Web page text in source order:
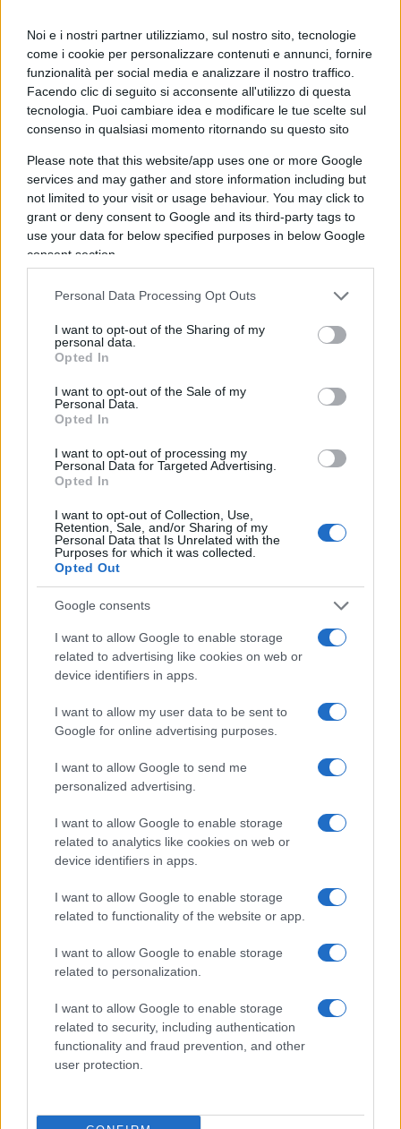
Noi e i nostri partner utilizziamo, sul nostro sito, tecnologie
come i cookie per personalizzare contenuti e annunci, fornire
funzionalità per social media e analizzare il nostro traffico.
Facendo clic di seguito si acconsente all'utilizzo di questa
tecnologia. Puoi cambiare idea e modificare le tue scelte sul
consenso in qualsiasi momento ritornando su questo sito
Please note that this website/app uses one or more Google
services and may gather and store information including but
not limited to your visit or usage behaviour. You may click to
grant or deny consent to Google and its third-party tags to
use your data for below specified purposes in below Google
consent section.
Personal Data Processing Opt Outs
I want to opt-out of the Sharing of my
personal data.
Opted In
I want to opt-out of the Sale of my
Personal Data.
Opted In
I want to opt-out of processing my
Personal Data for Targeted Advertising.
Opted In
I want to opt-out of Collection, Use,
Retention, Sale, and/or Sharing of my
Personal Data that Is Unrelated with the
Purposes for which it was collected.
Opted Out
Google consents
I want to allow Google to enable storage
related to advertising like cookies on web or
device identifiers in apps.
I want to allow my user data to be sent to
Google for online advertising purposes.
I want to allow Google to send me
personalized advertising.
I want to allow Google to enable storage
related to analytics like cookies on web or
device identifiers in apps.
I want to allow Google to enable storage
related to functionality of the website or app.
I want to allow Google to enable storage
related to personalization.
I want to allow Google to enable storage
related to security, including authentication
functionality and fraud prevention, and other
user protection.
regime, non si è dato al momento obiettivi politici
concreti al di là di una transizione pacifica al
vertice. Svetlana Thikanovskaya si muove come la
leader di un governo ombra (ha incontrato
non si è autoproclamata presidente. Mentre
Lukashenko deve giurare in segreto per
nascondere la sua carenza di legittimità,
Thikanovskaya non può prenderne il posto senza
passare per una nuova tornata elettorale con
osservatori internazionali al seguito. È uno stallo
questione fondamentale va oltre l’aspetto tecnico
e riguarda la capacità della stessa Thikanovskaya
di riunire il consenso necessario per portare la
Bielorussia verso il futuro, come guida di una
assunto di fatto questo ruolo fino al suo arresto,
fondando anche un partito politico (
finora l’unico tentativo di dare al movimento per
la democrazia una base istituzionale. Il fatto che
Koleniskova agisca sostanzialmente in nome di
Babariko fa di questa piattaforma un possibile
catalizzatore di eventuali iniziative provenienti da
Mosca. Ed è qui che entra in gioco l’elefante nella
cristalleria, ovvero l’offerta pubblica di acquisto
della Russia.
Il grande paradosso del risveglio bielorusso è che,
Russia a cui Lukashenko aveva sempre opposto
1999. Vistosi nudo, oggi il re di Minsk si presenta
all’imperatore di Mosca disposto a tutto, pur di
salvare la corona. L’incontro con Putin a Sochi
avvenuto il 14 settembre ha trasmesso, anche a
livello visuale, l’immagine della sottomissione: il
corpo di Lukashenko in torsione verso il “fratello
maggiore” e un Putin a gambe larghe, in
atteggiamento condiscendente, quasi spazientito.
Probabilmente Mosca non ha fretta di rendere
effettiva la fusione, anche se a lungo termine
resta quello l’obiettivo principale. È verosimile che
potrebbe risvegliare un occidente pigro e